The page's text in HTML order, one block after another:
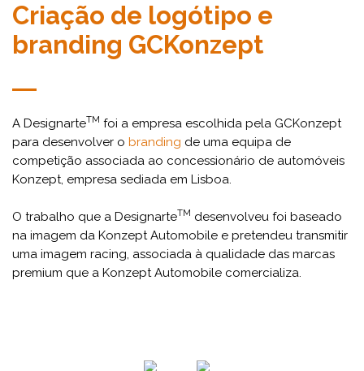
Criação de logótipo e
branding GCKonzept
A DesignarteTM foi a empresa escolhida pela GCKonzept
para desenvolver o branding de uma equipa de
competição associada ao concessionário de automóveis
Konzept, empresa sediada em Lisboa.
O trabalho que a DesignarteTM desenvolveu foi baseado
na imagem da Konzept Automobile e pretendeu transmitir
uma imagem racing, associada à qualidade das marcas
premium que a Konzept Automobile comercializa.